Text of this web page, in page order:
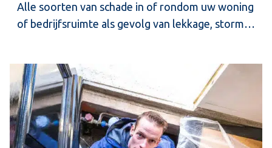
Alle soorten van schade in of rondom uw woning
of bedrijfsruimte als gevolg van lekkage, storm,
aan belendingen of infrastructuur, kunnen
ernstige hinder en vervelende financiële
discussies met zich meebrengen tussen u en uw
verzekeraar of aannemer.